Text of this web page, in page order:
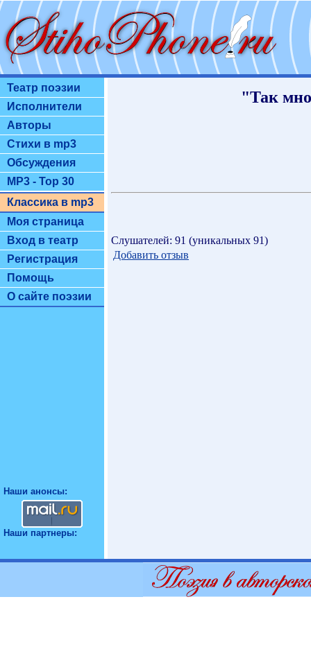
Театр поэзии
Исполнители
Авторы
Стихи в mp3
Обсуждения
MP3 - Top 30
Классика в mp3
Моя страница
Вход в театр
Регистрация
Помощь
О сайте поэзии
Наши анонсы:
Наши партнеры:
"Так
Слушателей: 91 (уникальных 91)
Добавить отзыв